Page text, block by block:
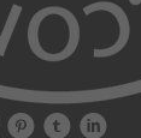
  